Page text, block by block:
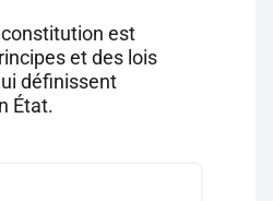
10 contenus offerts.
est
et des lois
définissent
État.